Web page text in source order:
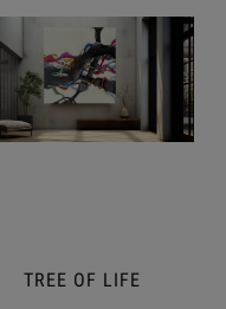
TREE OF LIFE